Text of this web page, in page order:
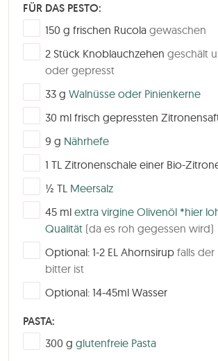
FÜR DAS PESTO:
▢
150 g frischen Rucola gewaschen
▢
2 Stück Knoblauchzehen geschält
oder gepresst
▢
33 g Walnüsse oder Pinienkerne
▢
30 ml frisch gepressten
▢
9 g Nährhefe
▢1 TL Zitronenschale einer Bio-
▢
½ TL Meersalz
▢
45 ml extra virgine Olivenöl *hier
Qualität (da es roh gegessen wird)
▢
Optional: 1-2 EL Ahornsirup falls der
bitter ist
▢
Optional: 14-45ml Wasser
PASTA:
▢
300 g glutenfreie Pasta